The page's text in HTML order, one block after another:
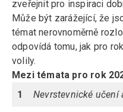
zveřejnit pro inspiraci
Může být zarážející, že
témat nerovnoměrně
odpovídá tomu, jak pro
volily.
Mezi témata pro rok
1
Nevrstevnické učení